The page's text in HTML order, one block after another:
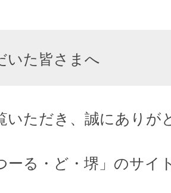
いた皆さまへ
ただき、誠にありが
る・ど・堺」のサイ